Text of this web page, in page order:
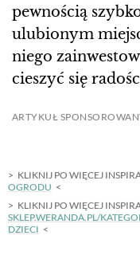
pewnością
ulubionym
niego
cieszyć się
ARTYKUŁ
KLIKNIJ PO WIĘCEJ
OGRODU
KLIKNIJ PO WIĘCEJ
SKLEP.WERANDA.PL/
DZIECI